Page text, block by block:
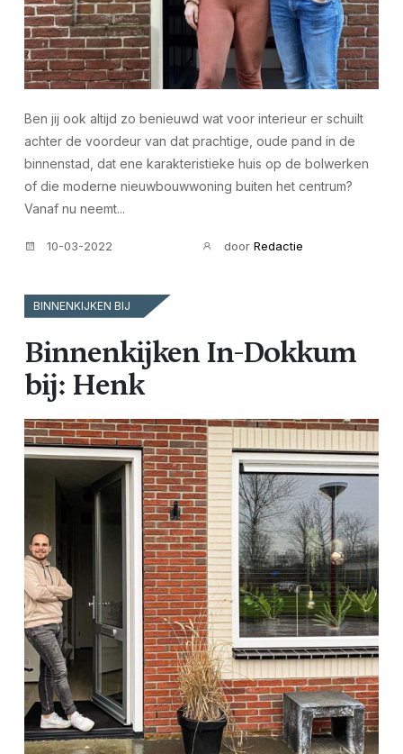
Ben jij ook altijd zo benieuwd wat voor interieur er schuilt
achter de voordeur van dat prachtige, oude pand in de
binnenstad, dat ene karakteristieke huis op de bolwerken
of die moderne nieuwbouwwoning buiten het centrum?
Vanaf nu neemt...
10-03-2022 door Redactie
BINNENKIJKEN BIJ
Binnenkijken In-Dokkum
bij: Henk